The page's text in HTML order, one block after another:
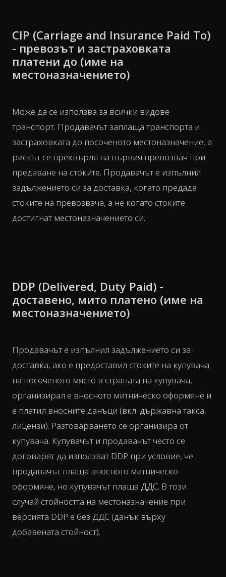
CIP (Carriage and Insurance Paid To)
- превозът и застраховката
платени до (име на
местоназначението)
Може да се използва за всички видове
транспорт. Продавачът заплаща транспорта и
застраховката до посоченото местоназначение, а
рискът се прехвърля на първия превозвач при
предаване на стоките. Продавачът е изпълнил
задължението си за доставка, когато предаде
стоките на превозвача, а не когато стоките
достигнат местоназначението си.
DDP (Delivered, Duty Paid) -
доставено, мито платено (име на
местоназначението)
Продавачът е изпълнил задължението си за
доставка, ако е предоставил стоките на купувача
на посоченото място в страната на купувача,
организирал е вносното митническо оформяне и
е платил вносните данъци (вкл. държавна такса,
лицензи). Разтоварването се организира от
купувача. Купувачът и продавачът често се
договарят да използват DDP при условие, че
продавачът плаща вносното митническо
оформяне, но купувачът плаща ДДС. В този
случай стойността на местоназначение при
версията DDP е без ДДС (данък върху
добавената стойност).